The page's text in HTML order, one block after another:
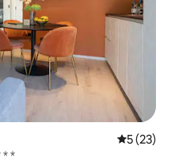
5 de uma
5 (23)
*